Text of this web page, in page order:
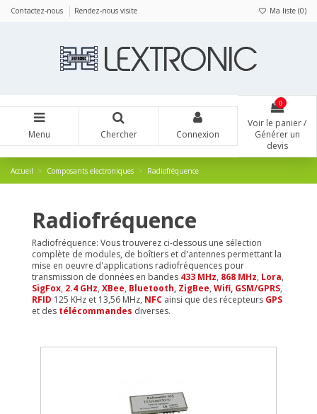
Contactez-nous Rendez-nous visite Ma liste (0)
Menu Chercher Connexion
0
Voir le panier /
Générer un
devis
Accueil Composants electroniques Radiofréquence
Radiofréquence
Radiofréquence: Vous trouverez ci-dessous une sélection
complète de modules, de boîtiers et d'antennes permettant la
mise en oeuvre d'applications radiofréquences pour
transmission de données en bandes 433 MHz, 868 MHz, Lora,
SigFox, 2.4 GHz, XBee, Bluetooth, ZigBee, Wifi, GSM/GPRS,
RFID 125 KHz et 13,56 MHz, NFC ainsi que des récepteurs GPS
et des télécommandes diverses.
Panneau de gestion des cookies